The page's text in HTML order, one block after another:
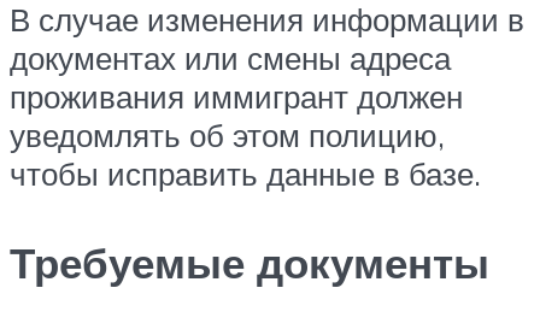
В случае изменения информации в
документах или смены адреса
проживания иммигрант должен
уведомлять об этом полицию,
чтобы исправить данные в базе.
Требуемые документы